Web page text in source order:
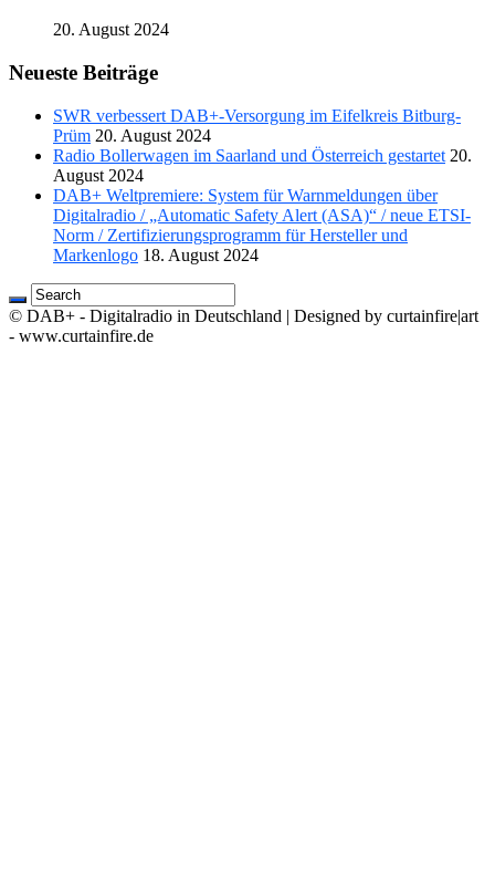
20. August 2024
Neueste Beiträge
SWR verbessert DAB+-Versorgung im Eifelkreis Bitburg-
Prüm 20. August 2024
Radio Bollerwagen im Saarland und Österreich gestartet 20.
August 2024
DAB+ Weltpremiere: System für Warnmeldungen über
Digitalradio / „Automatic Safety Alert (ASA)“ / neue ETSI-
Norm / Zertifizierungsprogramm für Hersteller und
Markenlogo 18. August 2024
© DAB+ - Digitalradio in Deutschland | Designed by curtainfire|art
- www.curtainfire.de